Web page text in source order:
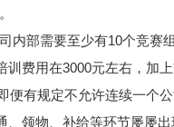
部需要至少有10个竞赛
费用在3000元左右，加
有规定不允许连续一个
领物、补给等环节屡屡